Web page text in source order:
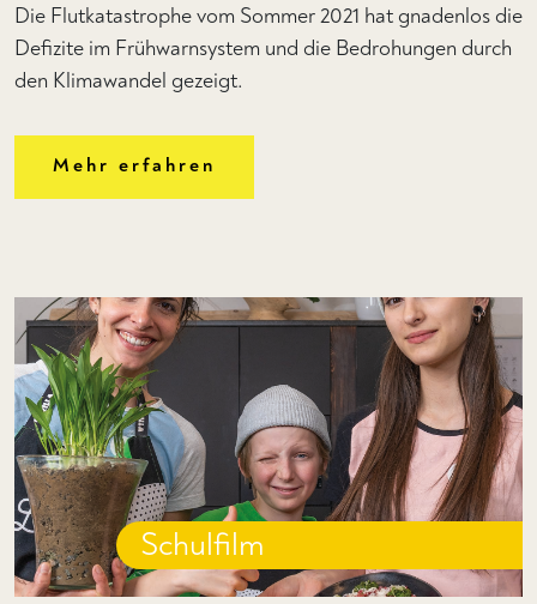
Die Flutkatastrophe vom Sommer 2021 hat gnadenlos die
Defizite im Frühwarnsystem und die Bedrohungen durch
den Klimawandel gezeigt.
Mehr erfahren
Schulfilm